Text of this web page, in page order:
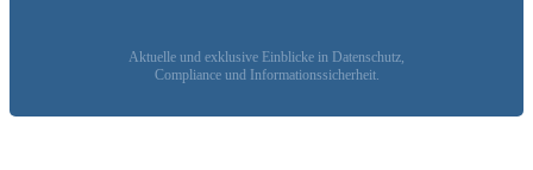
Aktuelle und exklusive Einblicke in Datenschutz,
Compliance und Informationssicherheit.